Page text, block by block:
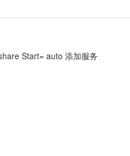
Start= auto 添加服务